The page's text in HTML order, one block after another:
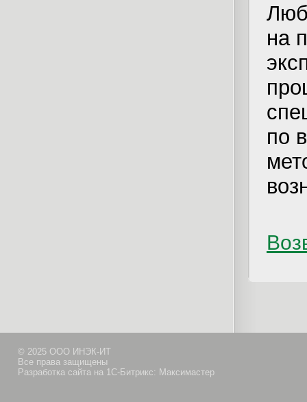
на
по
© 2025 ООО ИНЭК-ИТ
Все права защищены
Разработка сайта на 1С-Битрикс: Максимастер